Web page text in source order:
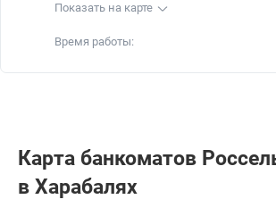
Показать на карте
Время работы:
Карта банкоматов
в Харабалях